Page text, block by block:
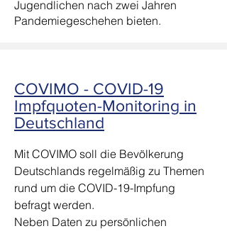
Jugendlichen nach zwei Jahren
Pandemiegeschehen bieten.
COVIMO - COVID-19
Impfquoten-Monitoring in
Deutschland
Mit COVIMO soll die Bevölkerung
Deutschlands regelmäßig zu Themen
rund um die COVID-19-Impfung
befragt werden.
Neben Daten zu persönlichen